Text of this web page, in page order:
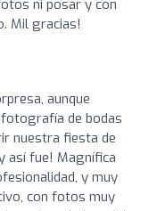
ni posar y con
Mil gracias!
aunque
de bodas
nuestra fiesta de
así fue! Magnífica
y muy
con fotos muy